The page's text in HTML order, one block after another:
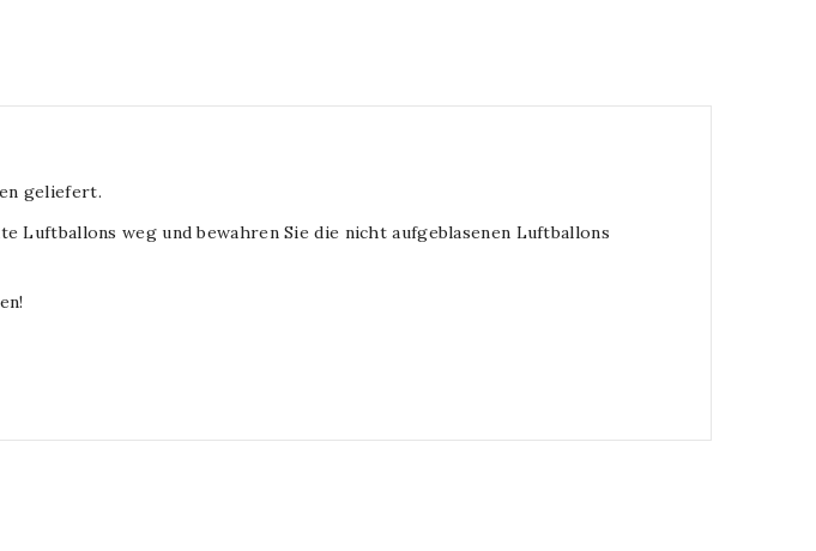
geliefert.
Luftballons weg und bewahren Sie die nicht aufgeblasenen Luftballons